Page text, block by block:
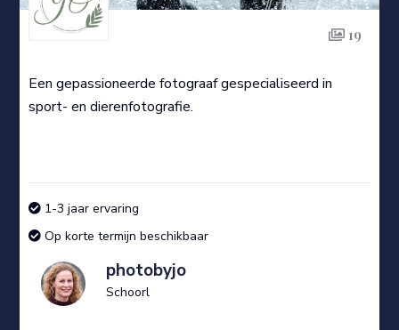
19
Een gepassioneerde fotograaf gespecialiseerd in
sport- en dierenfotografie.
1-3 jaar ervaring
Op korte termijn beschikbaar
photobyjo
Schoorl